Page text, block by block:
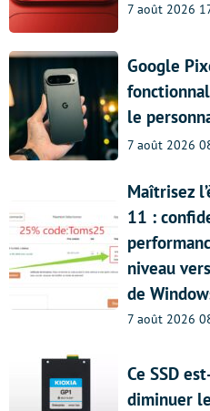
7 août 2026
Google
le
7 août 2026
Maîtrisez
11 :
niveau
de
7 août 2026
Ce SSD
diminuer